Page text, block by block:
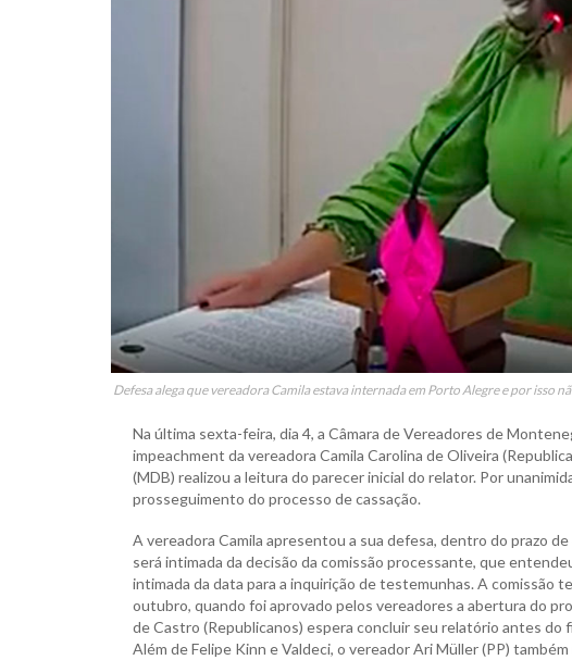
Defesa alega que vereadora Camila estava internada em Porto Alegre e por
Na última sexta-feira, dia 4, a Câmara de Vereadores de
impeachment da vereadora Camila Carolina de Oliveira
(MDB) realizou a leitura do parecer inicial do relator. Por
prosseguimento do processo de cassação.
A vereadora Camila apresentou a sua defesa, dentro do prazo
será intimada da decisão da comissão processante, que
intimada da data para a inquirição de testemunhas. A comissão
outubro, quando foi aprovado pelos vereadores a abertura do
de Castro (Republicanos) espera concluir seu relatório antes do
Além de Felipe Kinn e Valdeci, o vereador Ari Müller (PP)